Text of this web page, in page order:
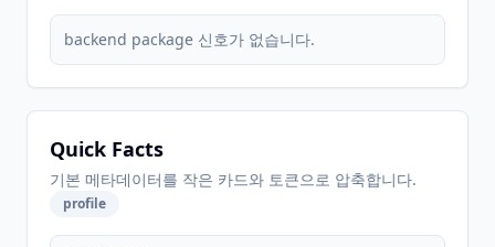
backend package 신호가 없습니다.
Quick Facts
기본 메타데이터를 작은 카드와 토큰으로 압축합니다.
profile